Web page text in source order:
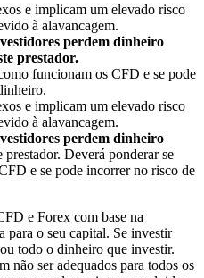
e implicam um elevado risco
à alavancagem.
perdem dinheiro
prestador.
funcionam os CFD e se pode
e implicam um elevado risco
à alavancagem.
perdem dinheiro
Deverá ponderar se
e se pode incorrer no risco de
e Forex com base na
para o seu capital. Se investir
todo o dinheiro que investir.
não ser adequados para todos os